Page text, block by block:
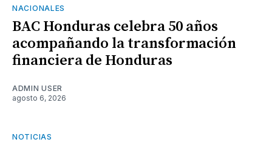
NACIONALES
BAC Honduras celebra 50 años
acompañando la transformación
financiera de Honduras
ADMIN USER
agosto 6, 2026
NOTICIAS